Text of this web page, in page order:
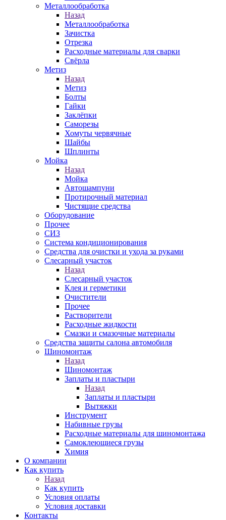
Металлообработка
Назад
Металлообработка
Зачистка
Отрезка
Расходные материалы для сварки
Свёрла
Метиз
Назад
Метиз
Болты
Гайки
Заклёпки
Саморезы
Хомуты червячные
Шайбы
Шплинты
Мойка
Назад
Мойка
Автошампуни
Протирочный материал
Чистящие средства
Оборудование
Прочее
СИЗ
Система кондиционирования
Средства для очистки и ухода за руками
Слесарный участок
Назад
Слесарный участок
Клея и герметики
Очистители
Прочее
Растворители
Расходные жидкости
Смазки и смазочные материалы
Средства защиты салона автомобиля
Шиномонтаж
Назад
Шиномонтаж
Заплаты и пластыри
Назад
Заплаты и пластыри
Вытяжки
Инструмент
Набивные грузы
Расходные материалы для шиномонтажа
Самоклеющиеся грузы
Химия
О компании
Как купить
Назад
Как купить
Условия оплаты
Условия доставки
Контакты